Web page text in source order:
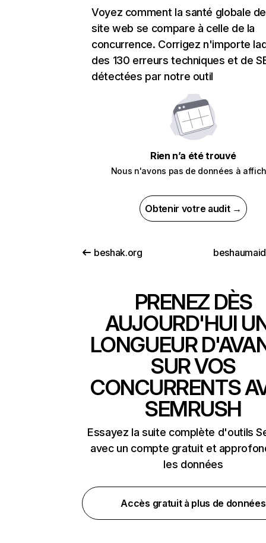
Voyez comment la santé globale
site web se compare à celle de la
concurrence. Corrigez n'importe
des 130 erreurs techniques et de
détectées par notre outil
Rien n’a été trouvé
Nous n'avons pas de données à
Obtenir votre audit →
beshak.org
PRENEZ DÈS
AUJOURD'HUI
LONGUEUR
SUR VOS
CONCURRENTS
SEMRUSH
Essayez la suite complète d'outils
avec un compte gratuit et
les données
Accès gratuit à plus de données